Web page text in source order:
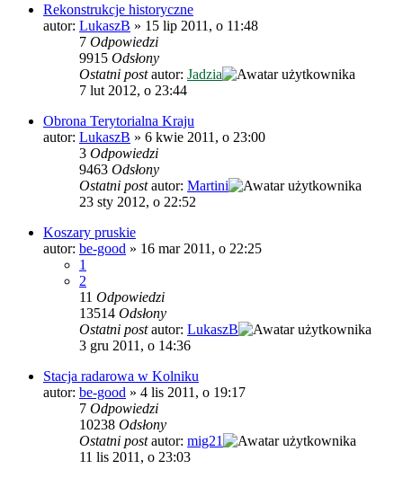
Rekonstrukcje historyczne
autor: LukaszB » 15 lip 2011, o 11:48
7 Odpowiedzi
9915 Odsłony
Ostatni postautor: Jadzia
7 lut 2012, o 23:44
Obrona Terytorialna Kraju
autor: LukaszB » 6 kwie 2011, o 23:00
3 Odpowiedzi
9463 Odsłony
Ostatni postautor: Martini
23 sty 2012, o 22:52
Koszary pruskie
autor: be-good » 16 mar 2011, o 22:25
1
2
11 Odpowiedzi
13514 Odsłony
Ostatni postautor: LukaszB
3 gru 2011, o 14:36
Stacja radarowa w Kolniku
autor: be-good » 4 lis 2011, o 19:17
7 Odpowiedzi
10238 Odsłony
Ostatni postautor: mig21
11 lis 2011, o 23:03